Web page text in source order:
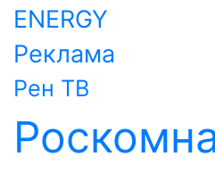
ENERGY
Реклама
Рен ТВ